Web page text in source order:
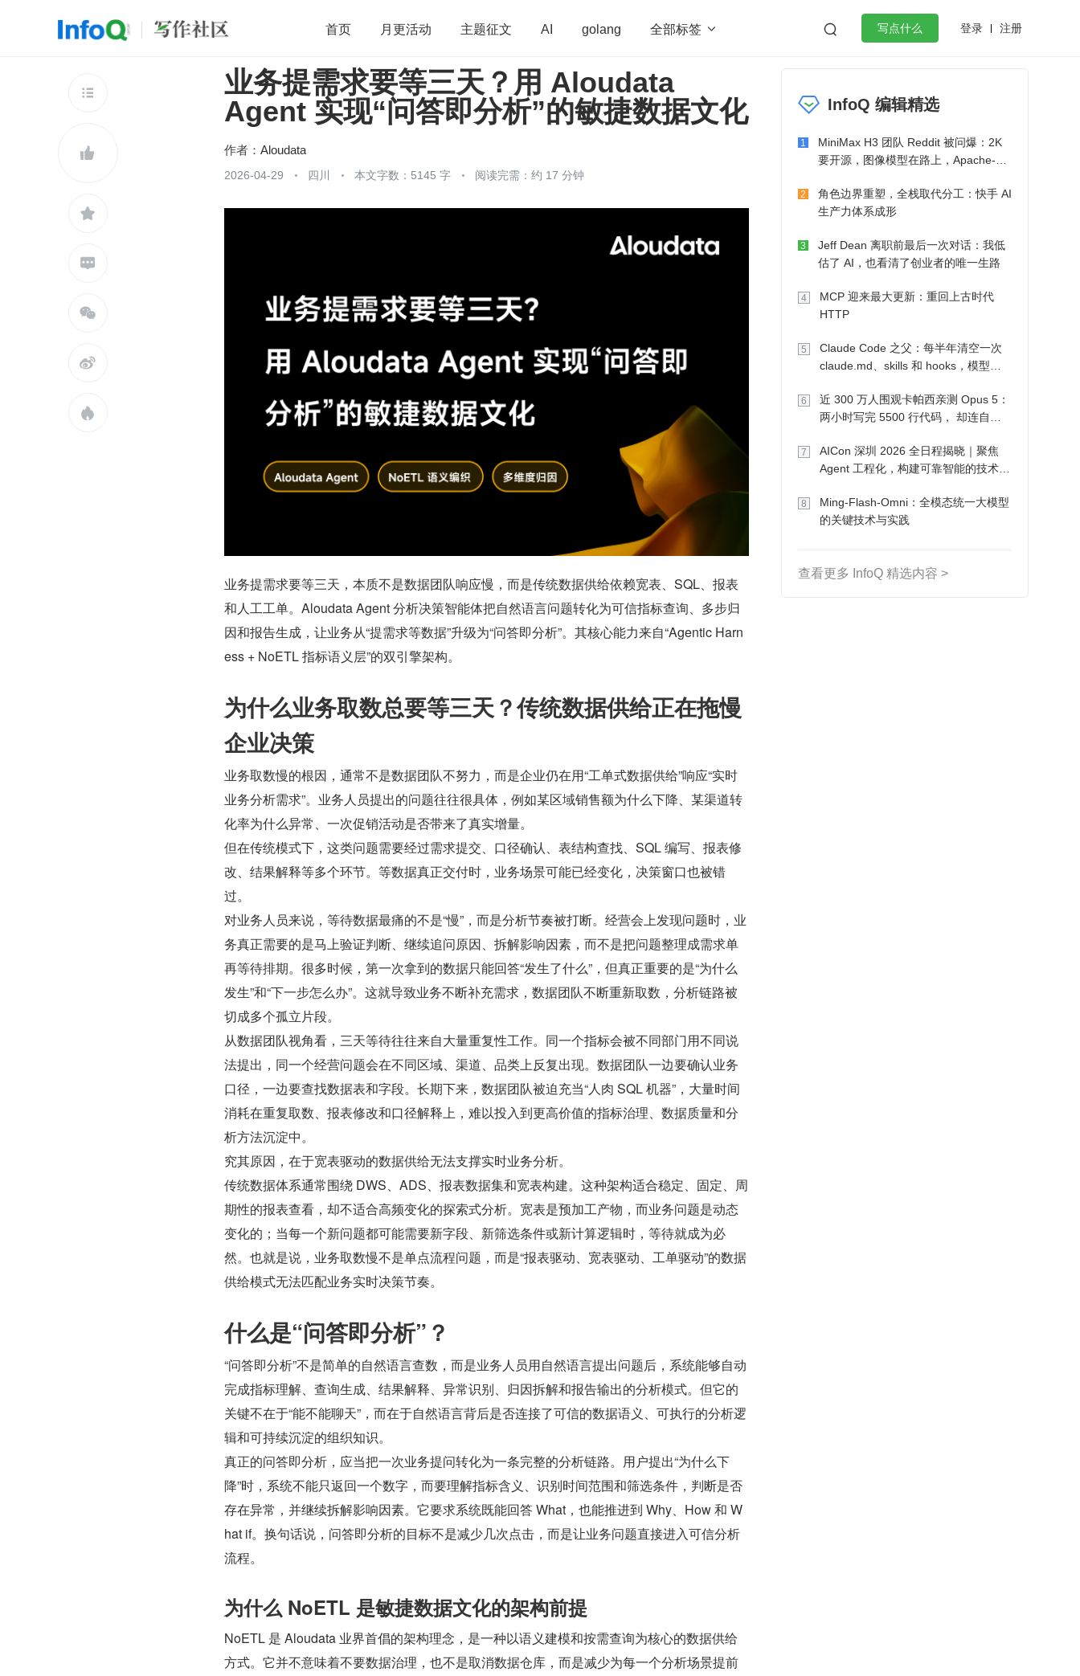
首页 月更活动 主题征文 AI golang 全部标签   写点什么 登录 注册
开源 架构 OpenHarmony 算法 学习方法 Web3.0
团队管理 程序员 运维 深度思考 低代码 redis golang 微服务架构 flutter
查看更多







业务提需求要等三天？用 Aloudata
Agent 实现“问答即分析”的敏捷数据文化
作者： Aloudata
2026-04-29 四川 本文字数：5145 字 阅读完需：约 17 分钟
业务提需求要等三天，本质不是数据团队响应慢，而是传统数据供给依赖宽表、SQL、报表
和人工工单。Aloudata Agent 分析决策智能体把自然语言问题转化为可信指标查询、多步归
因和报告生成，让业务从“提需求等数据”升级为“问答即分析”。其核心能力来自“Agentic Harn
ess + NoETL 指标语义层”的双引擎架构。
为什么业务取数总要等三天？传统数据供给正在拖慢
企业决策
业务取数慢的根因，通常不是数据团队不努力，而是企业仍在用“工单式数据供给”响应“实时
业务分析需求”。业务人员提出的问题往往很具体，例如某区域销售额为什么下降、某渠道转
化率为什么异常、一次促销活动是否带来了真实增量。
但在传统模式下，这类问题需要经过需求提交、口径确认、表结构查找、SQL 编写、报表修
改、结果解释等多个环节。等数据真正交付时，业务场景可能已经变化，决策窗口也被错
过。
对业务人员来说，等待数据最痛的不是“慢”，而是分析节奏被打断。经营会上发现问题时，业
务真正需要的是马上验证判断、继续追问原因、拆解影响因素，而不是把问题整理成需求单
再等待排期。很多时候，第一次拿到的数据只能回答“发生了什么”，但真正重要的是“为什么
发生”和“下一步怎么办”。这就导致业务不断补充需求，数据团队不断重新取数，分析链路被
切成多个孤立片段。
从数据团队视角看，三天等待往往来自大量重复性工作。同一个指标会被不同部门用不同说
法提出，同一个经营问题会在不同区域、渠道、品类上反复出现。数据团队一边要确认业务
口径，一边要查找数据表和字段。长期下来，数据团队被迫充当“人肉 SQL 机器”，大量时间
消耗在重复取数、报表修改和口径解释上，难以投入到更高价值的指标治理、数据质量和分
析方法沉淀中。
究其原因，在于宽表驱动的数据供给无法支撑实时业务分析。
传统数据体系通常围绕 DWS、ADS、报表数据集和宽表构建。这种架构适合稳定、固定、周
期性的报表查看，却不适合高频变化的探索式分析。宽表是预加工产物，而业务问题是动态
变化的；当每一个新问题都可能需要新字段、新筛选条件或新计算逻辑时，等待就成为必
然。也就是说，业务取数慢不是单点流程问题，而是“报表驱动、宽表驱动、工单驱动”的数据
供给模式无法匹配业务实时决策节奏。
什么是“问答即分析”？
“问答即分析”不是简单的自然语言查数，而是业务人员用自然语言提出问题后，系统能够自动
完成指标理解、查询生成、结果解释、异常识别、归因拆解和报告输出的分析模式。但它的
关键不在于“能不能聊天”，而在于自然语言背后是否连接了可信的数据语义、可执行的分析逻
辑和可持续沉淀的组织知识。
真正的问答即分析，应当把一次业务提问转化为一条完整的分析链路。用户提出“为什么下
降”时，系统不能只返回一个数字，而要理解指标含义、识别时间范围和筛选条件，判断是否
存在异常，并继续拆解影响因素。它要求系统既能回答 What，也能推进到 Why、How 和 W
hat if。换句话说，问答即分析的目标不是减少几次点击，而是让业务问题直接进入可信分析
流程。
为什么 NoETL 是敏捷数据文化的架构前提
NoETL 是 Aloudata 业界首倡的架构理念，是一种以语义建模和按需查询为核心的数据供给
方式。它并不意味着不要数据治理，也不是取消数据仓库，而是减少为每一个分析场景提前
InfoQ 编辑精选
1
MiniMax H3 团队 Reddit 被问爆：2K
要开源，图像模型在路上，Apache-2.0
2
角色边界重塑，全栈取代分工：快手 AI
生产力体系成形
3
Jeff Dean 离职前最后一次对话：我低
估了 AI，也看清了创业者的唯一生路
4
MCP 迎来最大更新：重回上古时代
HTTP
5
Claude Code 之父：每半年清空一次
claude.md、skills 和 hooks，模型自
6
近 300 万人围观卡帕西亲测 Opus 5：
两小时写完 5500 行代码， 却连自己
7
AICon 深圳 2026 全日程揭晓｜聚焦
Agent 工程化，构建可靠智能的技术路
8
Ming-Flash-Omni：全模态统一大模型
的关键技术与实践
查看更多 InfoQ 精选内容 >